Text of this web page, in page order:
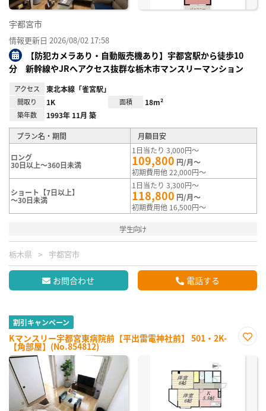
宇都宮市
情報更新日 2026/08/02 17:58
【防犯カメラあり・自動販売機あり】宇都宮駅から徒歩10
分 新幹線やJRへアクセス抜群な栃木市マンスリーマンション
アクセス 東北本線「雀宮駅」
間取り 1K 面積 18m²
築年数 1993年 11月 築
プラン名・期間 月額目安
ロング
30日以上～360日未満
1日当たり 3,000円～
109,800 円/月～
初期費用他 22,000円～
ショート【7日以上】
～30日未満
1日当たり 3,300円～
118,800 円/月～
初期費用他 16,500円～
学生向け
栃木県 宇都宮市
お問合わせ 電話する
割引キャンペーン
Kマンスリー宇都宮東病院前【平出雷電神社前】 501・2K-
【角部屋】(No.854812)
に入